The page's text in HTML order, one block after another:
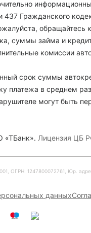
Гражданского
суммы займа и
комиссии
срок суммы
платежа в среднем
могут быть
«ТБанк». Лицензия ЦБ
ОГРН: 1247800072761, Юр.
данных